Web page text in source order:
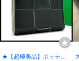
★【超極美品】ボッテガ